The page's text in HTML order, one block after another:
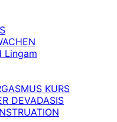
Lingam
KURS
DEVADASIS